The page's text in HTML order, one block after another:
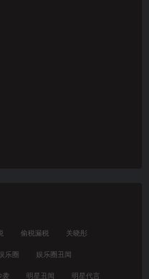
偷税漏税 关晓彤
娱乐圈 娱乐圈丑闻
袭 明星丑闻 明星代言